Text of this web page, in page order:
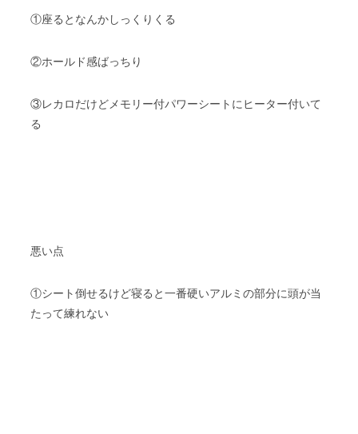
①座るとなんかしっくりくる
②ホールド感ばっちり
③レカロだけどメモリー付パワーシートにヒーター付いて
る
悪い点
①シート倒せるけど寝ると一番硬いアルミの部分に頭が当
たって練れない